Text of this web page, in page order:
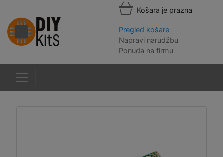
Košara je prazna
Pregled košare
Napravi narudžbu
Ponuda na firmu